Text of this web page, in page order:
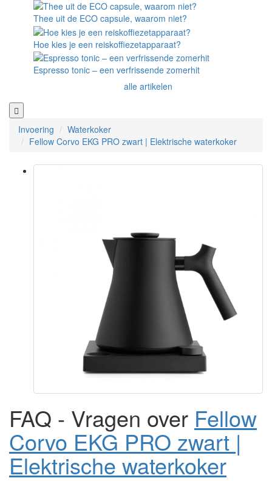
Thee uit de ECO capsule, waarom niet?
Hoe kies je een reiskoffiezetapparaat?
Espresso tonic – een verfrissende zomerhit
alle artikelen
Invoering
Waterkoker
Fellow Corvo EKG PRO zwart | Elektrische waterkoker
FAQ - Vragen over Fellow
Corvo EKG PRO zwart |
Elektrische waterkoker